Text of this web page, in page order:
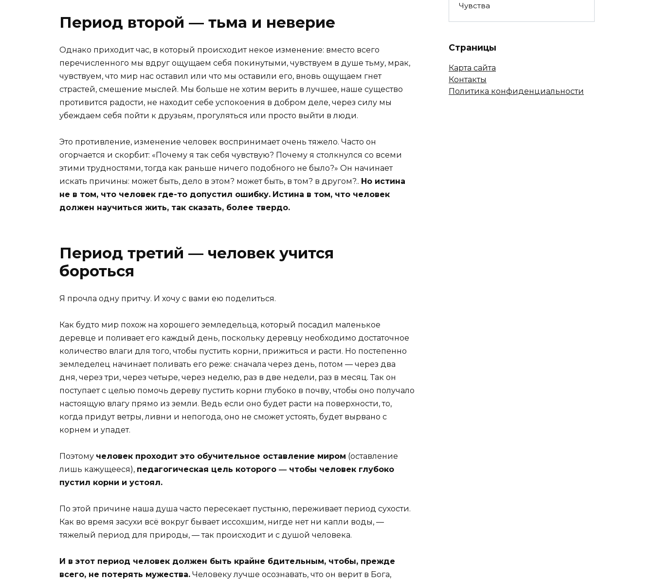
Период второй — тьма и неверие
Однако приходит час, в который происходит некое изменение: вместо всего
перечисленного мы вдруг ощущаем себя покинутыми, чувствуем в душе тьму, мрак,
чувствуем, что мир нас оставил или что мы оставили его, вновь ощущаем гнет
страстей, смешение мыслей. Мы больше не хотим верить в лучшее, наше существо
противится радости, не находит себе успокоения в добром деле, через силу мы
убеждаем себя пойти к друзьям, прогуляться или просто выйти в люди.
Это противление, изменение человек воспринимает очень тяжело. Часто он
огорчается и скорбит: «Почему я так себя чувствую? Почему я столкнулся со всеми
этими трудностями, тогда как раньше ничего подобного не было?» Он начинает
искать причины: может быть, дело в этом? может быть, в том? в другом?.. Но истина
не в том, что человек где-то допустил ошибку. Истина в том, что человек
должен научиться жить, так сказать, более твердо.
Период третий — человек учится
бороться
Я прочла одну притчу. И хочу с вами ею поделиться.
Как будто мир похож на хорошего земледельца, который посадил маленькое
деревце и поливает его каждый день, поскольку деревцу необходимо достаточное
количество влаги для того, чтобы пустить корни, прижиться и расти. Но постепенно
земледелец начинает поливать его реже: сначала через день, потом ― через два
дня, через три, через четыре, через неделю, раз в две недели, раз в месяц. Так он
поступает с целью помочь дереву пустить корни глубоко в почву, чтобы оно получало
настоящую влагу прямо из земли. Ведь если оно будет расти на поверхности, то,
когда придут ветры, ливни и непогода, оно не сможет устоять, будет вырвано с
корнем и упадет.
Поэтому человек проходит это обучительное оставление миром (оставление
лишь кажущееся), педагогическая цель которого ― чтобы человек глубоко
пустил корни и устоял.
По этой причине наша душа часто пересекает пустыню, переживает период сухости.
Как во время засухи всё вокруг бывает иссохшим, нигде нет ни капли воды, ―
тяжелый период для природы, ― так происходит и с душой человека.
И в этот период человек должен быть крайне бдительным, чтобы, прежде
всего, не потерять мужества. Человеку лучше осознавать, что он верит в Бога,
Чувства
Страницы
Карта сайта
Контакты
Политика конфиденциальности